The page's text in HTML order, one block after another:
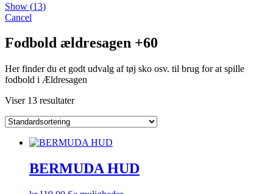
Show (13)
Cancel
Fodbold ældresagen +60
Her finder du et godt udvalg af tøj sko osv. til brug for at spille
fodbold i Ældresagen
Viser 13 resultater
BERMUDA HUD